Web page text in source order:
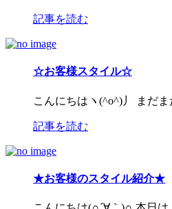
記事を読む
☆お客様スタイル☆
こんにちはヽ(^o^)丿 まだ
記事を読む
★お客様のスタイル紹介★